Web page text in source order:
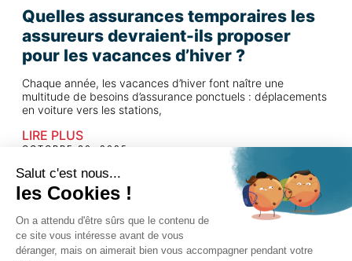
Quelles assurances temporaires les
assureurs devraient-ils proposer
pour les vacances d’hiver ?
Chaque année, les vacances d’hiver font naître une
multitude de besoins d’assurance ponctuels : déplacements
en voiture vers les stations,
LIRE PLUS
OCTOBRE 30, 2025